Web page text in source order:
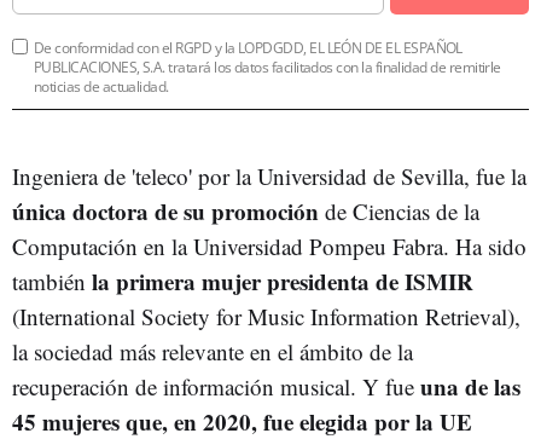
De conformidad con el RGPD y la LOPDGDD, EL LEÓN DE EL ESPAÑOL
PUBLICACIONES, S.A. tratará los datos facilitados con la finalidad de remitirle
noticias de actualidad.
Ingeniera de 'teleco' por la Universidad de Sevilla, fue la
única doctora de su promoción de Ciencias de la
Computación en la Universidad Pompeu Fabra. Ha sido
también la primera mujer presidenta de ISMIR
(International Society for Music Information Retrieval),
la sociedad más relevante en el ámbito de la
recuperación de información musical. Y fue una de las
45 mujeres que, en 2020, fue elegida por la UE